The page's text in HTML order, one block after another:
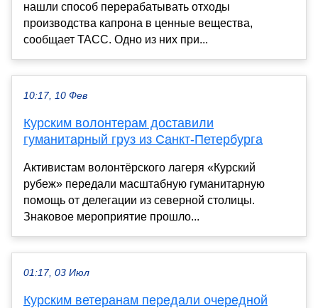
нашли способ перерабатывать отходы
производства капрона в ценные вещества,
сообщает ТАСС. Одно из них при...
10:17, 10 Фев
Курским волонтерам доставили
гуманитарный груз из Санкт-Петербурга
Активистам волонтёрского лагеря «Курский
рубеж» передали масштабную гуманитарную
помощь от делегации из северной столицы.
Знаковое мероприятие прошло...
01:17, 03 Июл
Курским ветеранам передали очередной